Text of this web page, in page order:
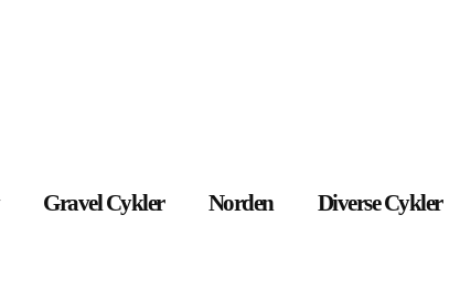
Gravel Cykler Norden Diverse Cykler